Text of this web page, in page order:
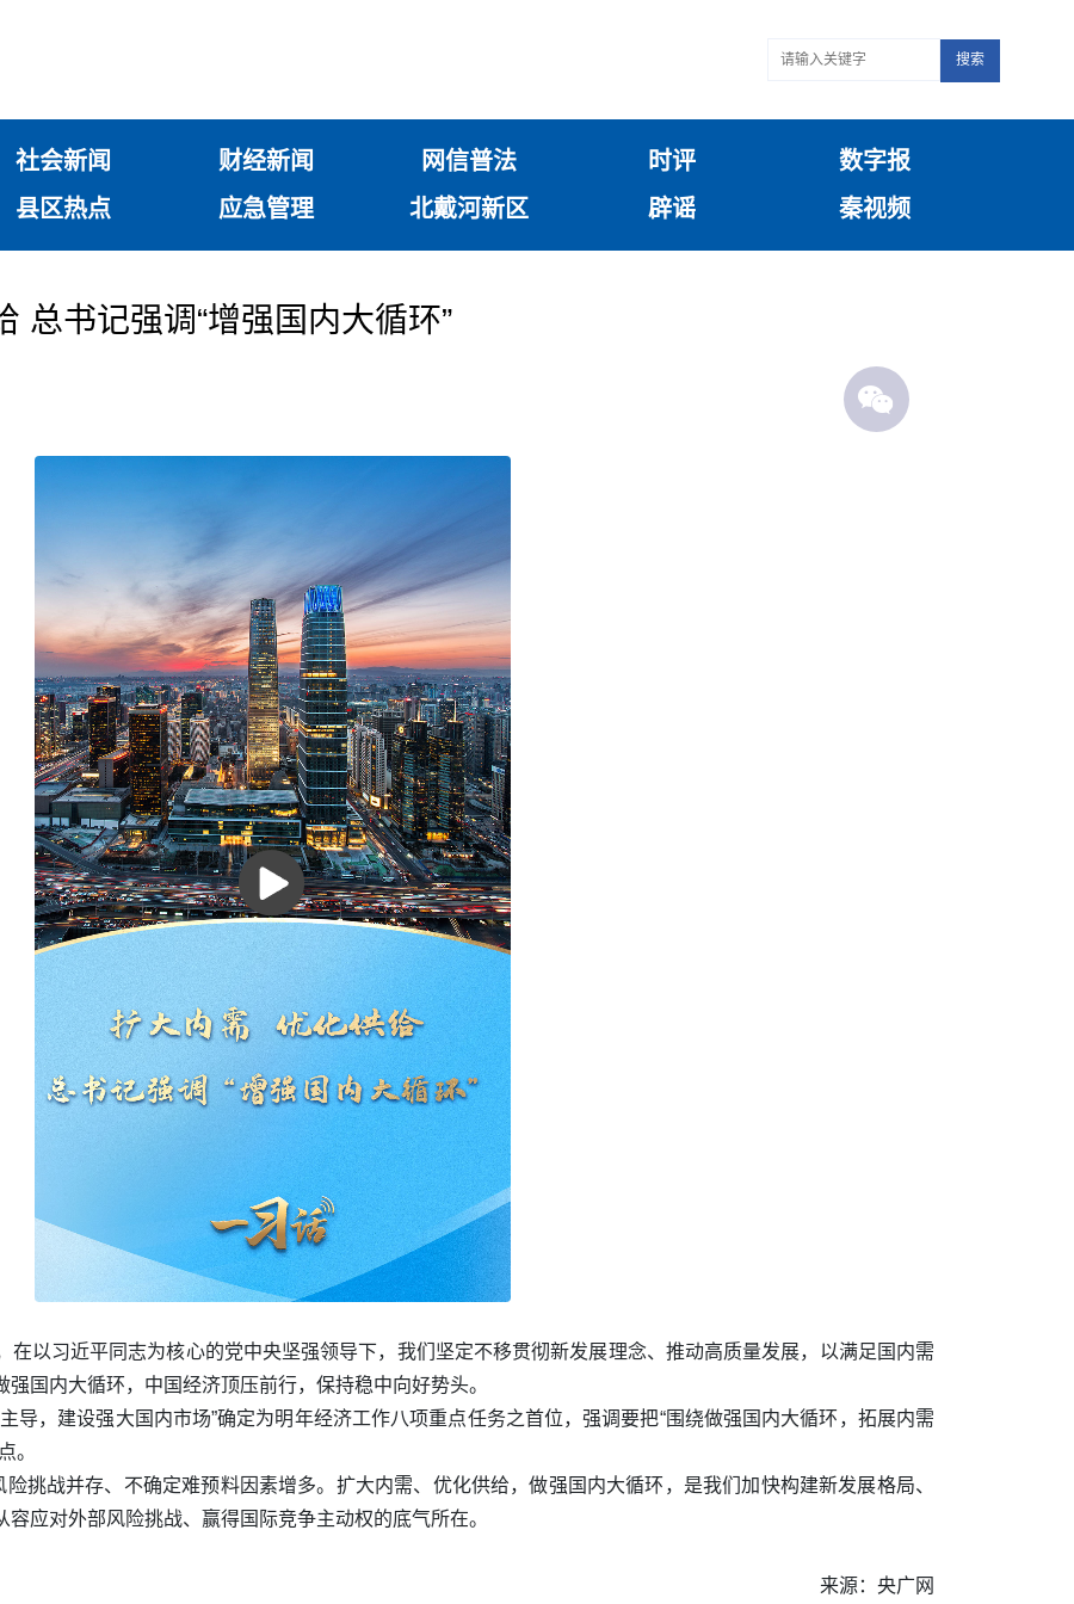
搜索
社会新闻 财经新闻 网信普法 时评
数字报
县区热点 应急管理 北戴河新区 辟谣 秦视频
总书记强调“增强国内大循环”
在以习近平同志为核心的党中央坚强领导下，我们坚定不移贯彻新发展理念、推动高质量发展，以满足国内需
国内大循环，中国经济顶压前行，保持稳中向好势头。
导，建设强大国内市场”确定为明年经济工作八项重点任务之首位，强调要把“围绕做强国内大循环，拓展内需
。
挑战并存、不确定难预料因素增多。扩大内需、优化供给，做强国内大循环，是我们加快构建新发展格局、
应对外部风险挑战、赢得国际竞争主动权的底气所在。
来源：央广网